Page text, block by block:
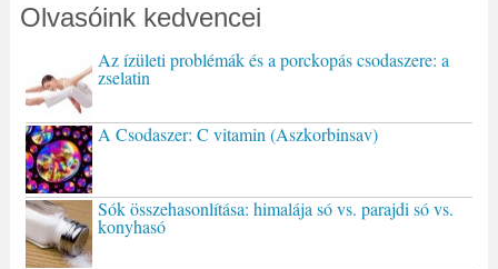
Olvasóink kedvencei
Az ízületi problémák és a porckopás csodaszere: a
zselatin
A Csodaszer: C vitamin (Aszkorbinsav)
Sók összehasonlítása: himalája só vs. parajdi só vs.
konyhasó